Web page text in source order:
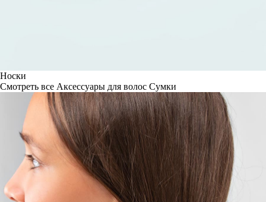
Носки
Смотреть все Аксессуары для волос Сумки